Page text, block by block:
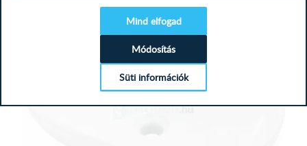
MEGTEKINTÉS
Mind elfogad
Módosítás
Süti információk